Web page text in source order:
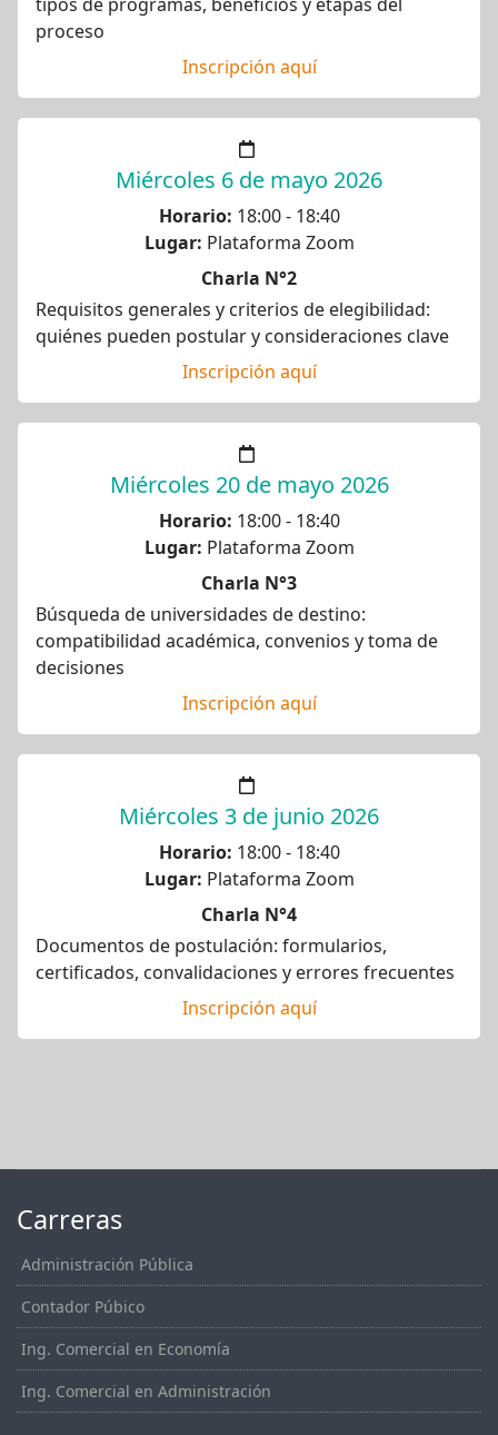
proceso
Inscripción aquí
Miércoles 6 de mayo 2026
Horario: 18:00 - 18:40
Lugar: Plataforma Zoom
Charla N°2
Requisitos generales y criterios de elegibilidad:
quiénes pueden postular y consideraciones clave
Inscripción aquí
Miércoles 20 de mayo 2026
Horario: 18:00 - 18:40
Lugar: Plataforma Zoom
Charla N°3
Búsqueda de universidades de destino:
compatibilidad académica, convenios y toma de
decisiones
Inscripción aquí
Miércoles 3 de junio 2026
Horario: 18:00 - 18:40
Lugar: Plataforma Zoom
Charla N°4
Documentos de postulación: formularios,
certificados, convalidaciones y errores frecuentes
Inscripción aquí
Carreras
Administración Pública
Contador Púbico
Ing. Comercial en Economía
Ing. Comercial en Administración